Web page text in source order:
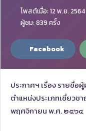
โพสต์เมื่อ: 12 พ.ย. 2564
ผู้ชม: 839 ครั้ง
Facebook
ประกาศฯ เรื่อง รายชื่อ
ตำแหน่งประเภทเชี่ยวช
พฤศจิกายน พ.ศ. ๒๕๖๔